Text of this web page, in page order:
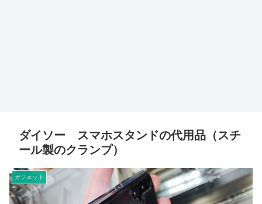
ダイソー スマホスタンドの代用品（スチ
ール製のクランプ）
ガジェット